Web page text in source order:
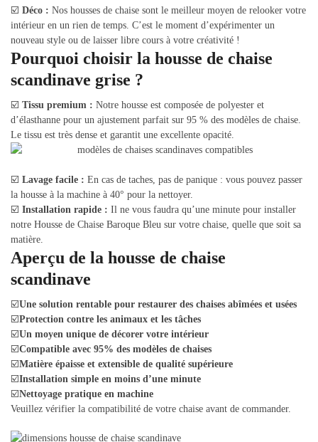
☑️ Déco : Nos housses de chaise sont le meilleur moyen de relooker votre
intérieur en un rien de temps. C’est le moment d’expérimenter un
nouveau style ou de laisser libre cours à votre créativité !
Pourquoi choisir la housse de chaise
scandinave grise ?
☑️ Tissu premium : Notre housse est composée de polyester et
d’élasthanne pour un ajustement parfait sur 95 % des modèles de chaise.
Le tissu est très dense et garantit une excellente opacité.
☑️ Lavage facile : En cas de taches, pas de panique : vous pouvez passer
la housse à la machine à 40° pour la nettoyer.
☑️ Installation rapide : Il ne vous faudra qu’une minute pour installer
notre Housse de Chaise Baroque Bleu sur votre chaise, quelle que soit sa
matière.
Aperçu de la housse de chaise
scandinave
☑️Une solution rentable pour restaurer des chaises abîmées et usées
☑️Protection contre les animaux et les tâches
☑️Un moyen unique de décorer votre intérieur
☑️Compatible avec 95% des modèles de chaises
☑️Matière épaisse et extensible de qualité supérieure
☑️Installation simple en moins d’une minute
☑️Nettoyage pratique en machine
Veuillez vérifier la compatibilité de votre chaise avant de commander.